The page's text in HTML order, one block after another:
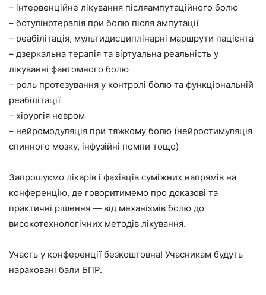
– інтервенційне лікування післяампутаційного болю
– ботулінотерапія при болю після ампутації
– реабілітація, мультидисциплінарні маршрути пацієнта
– дзеркальна терапія та віртуальна реальність у
лікуванні фантомного болю
– роль протезування у контролі болю та функціональній
реабілітації
– хірургія невром
– нейромодуляція при тяжкому болю (нейростимуляція
спинного мозку, інфузійні помпи тощо)
Запрошуємо лікарів і фахівців суміжних напрямів на
конференцію, де говоритимемо про доказові та
практичні рішення — від механізмів болю до
високотехнологічних методів лікування.
Участь у конференції безкоштовна! Учасникам будуть
нараховані бали БПР.